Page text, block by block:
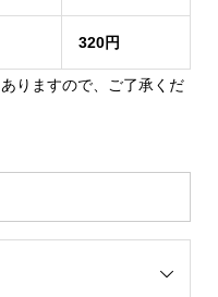
320円
りますので、ご了承くだ